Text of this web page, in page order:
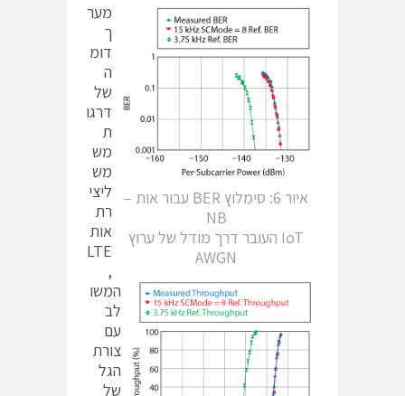
איור 6: סימלוץ BER עבור אות –
NB
IoT העובר דרך מודל של ערוץ
AWGN
מער
ך
דומ
ה
של
דרגו
ת
מש
מש
ליצי
רת
אות
LTE
,
המשו
לב
עם
צורת
הגל
של